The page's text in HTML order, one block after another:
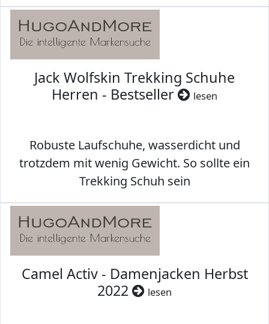
Jack Wolfskin Trekking Schuhe
Herren - Bestseller
lesen
Robuste Laufschuhe, wasserdicht und
trotzdem mit wenig Gewicht. So sollte ein
Trekking Schuh sein
Camel Activ - Damenjacken Herbst
2022
lesen